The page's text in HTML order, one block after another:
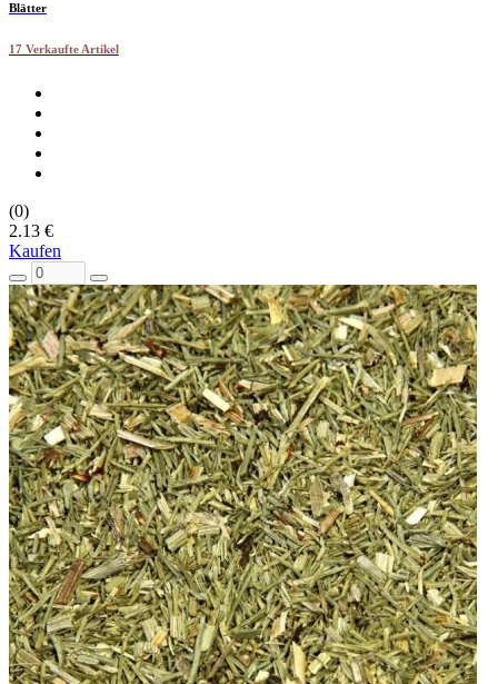
Blätter
17 Verkaufte Artikel
(0)
2.13 €
Kaufen